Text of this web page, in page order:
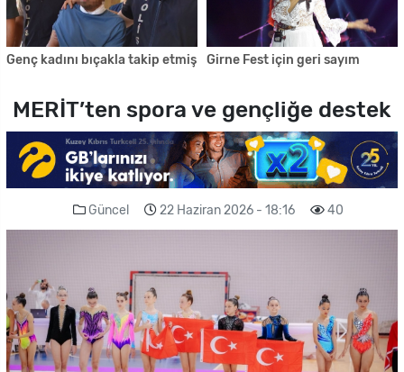
Genç kadını bıçakla takip etmiş Girne Fest için geri sayım
MERİT’ten spora ve gençliğe destek
Güncel 22 Haziran 2026 - 18:16 40